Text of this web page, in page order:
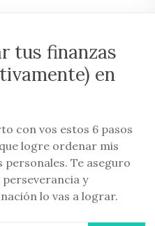
tus finanzas
en
con vos estos 6 pasos
logre ordenar mis
personales. Te aseguro
perseverancia y
lo vas a lograr.